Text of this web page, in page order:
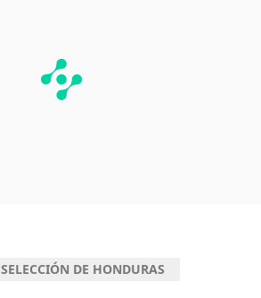
SELECCIÓN DE HONDURAS